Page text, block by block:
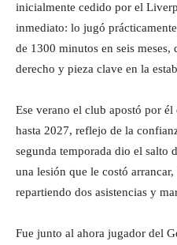
inicialmente cedido por el
inmediato: lo jugó
de 1300 minutos en seis meses,
derecho y pieza clave en la
Ese verano el club apostó por
hasta 2027, reflejo de la
segunda temporada dio el salto
una lesión que le costó
repartiendo dos asistencias y
Fue junto al ahora jugador del